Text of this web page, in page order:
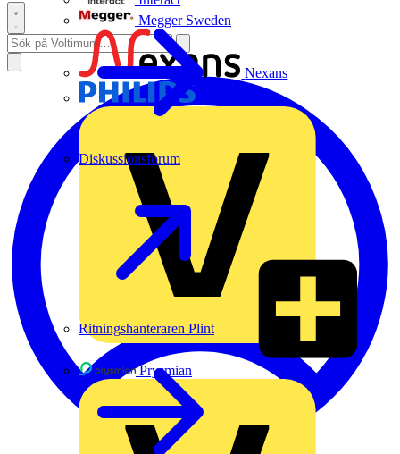
Megger Sweden
Nexans
Prysmian
Diskussionsforum
Ritningshanteraren Plint